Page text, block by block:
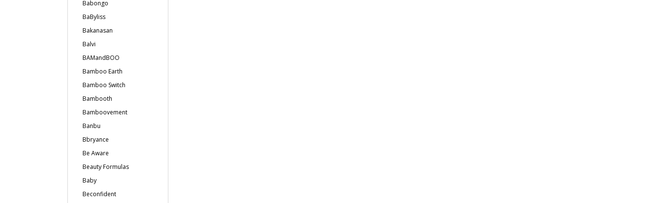
Babongo
BaByliss
Bakanasan
Balvi
BAMandBOO
Bamboo Earth
Bamboo Switch
Bambooth
Bamboovement
Banbu
Bbryance
Be Aware
Beauty Formulas
Baby
Beconfident